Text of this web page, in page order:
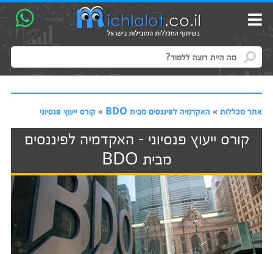
אתר מכללות» האקדמיה לפיננסים מבית BDO » קורס ייעוץ פנסיוני
קורס ייעוץ פנסיוני - האקדמיה לפיננסים
מבית BDO